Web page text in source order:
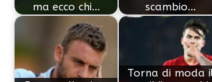
ma ecco chi…
scambio…
Torna di moda